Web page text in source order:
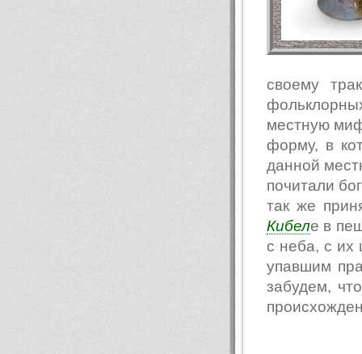
своему
местную
форму, в
данной
почитали
так же
Кибеле в
с неба, с их
упавшим
забудем,